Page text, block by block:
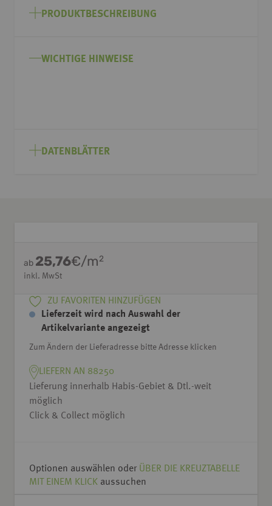
Anfang
springen
PRODUKTBESCHREIBUNG
WICHTIGE HINWEISE
DATENBLÄTTER
ab 25,76€/m2
inkl. MwSt
ZU FAVORITEN HINZUFÜGEN
Lieferzeit wird nach Auswahl der
Artikelvariante angezeigt
Zum Ändern der Lieferadresse bitte Adresse klicken
LIEFERN AN 88250
Lieferung innerhalb Habis-Gebiet & Dtl.-weit
möglich
Click & Collect möglich
Optionen auswählen oder ÜBER DIE KREUZTABELLE
MIT EINEM KLICK aussuchen